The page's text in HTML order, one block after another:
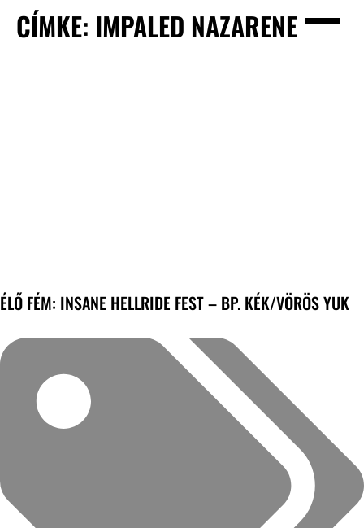
CÍMKE: IMPALED NAZARENE
ÉLŐ FÉM: INSANE HELLRIDE FEST – BP. KÉK/VÖRÖS YUK